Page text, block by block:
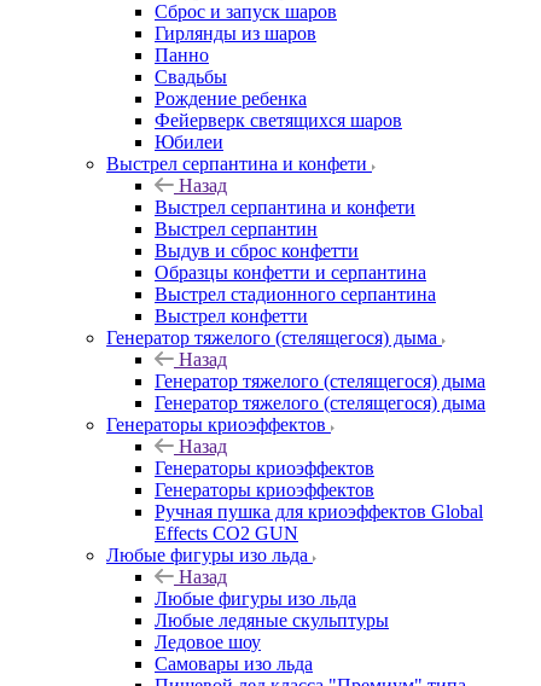
Сброс и запуск шаров
Гирлянды из шаров
Панно
Свадьбы
Рождение ребенка
Фейерверк светящихся шаров
Юбилеи
Выстрел серпантина и конфети
Назад
Выстрел серпантина и конфети
Выстрел серпантин
Выдув и сброс конфетти
Образцы конфетти и серпантина
Выстрел стадионного серпантина
Выстрел конфетти
Генератор тяжелого (стелящегося) дыма
Назад
Генератор тяжелого (стелящегося) дыма
Генератор тяжелого (стелящегося) дыма
Генераторы криоэффектов
Назад
Генераторы криоэффектов
Генераторы криоэффектов
Ручная пушка для криоэффектов Global
Effects CO2 GUN
Любые фигуры изо льда
Назад
Любые фигуры изо льда
Любые ледяные скульптуры
Ледовое шоу
Самовары изо льда